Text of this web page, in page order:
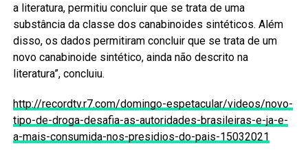
a literatura, permitiu concluir que se trata de uma
substância da classe dos canabinoides sintéticos. Além
disso, os dados permitiram concluir que se trata de um
novo canabinoide sintético, ainda não descrito na
literatura”, concluiu.
http://recordtv.r7.com/domingo-espetacular/videos/novo-
tipo-de-droga-desafia-as-autoridades-brasileiras-e-ja-e-
a-mais-consumida-nos-presidios-do-pais-15032021